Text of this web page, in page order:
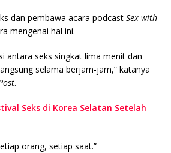
dan pembawa acara podcast Sex with
mengenai hal ini.
antara seks singkat lima menit dan
selama berjam-jam,” katanya
.
Seks di Korea Selatan Setelah
orang, setiap saat.”